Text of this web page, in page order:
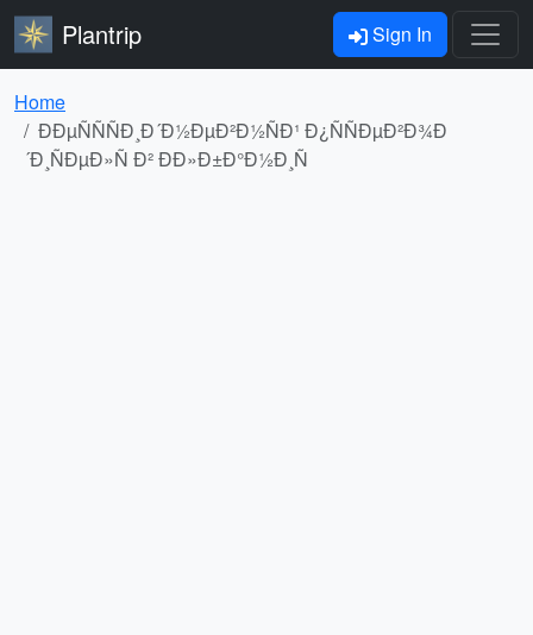
Plantrip Sign In
Home
ÐÐµÑÑÑÐ¸Ð´Ð½ÐµÐ²Ð½ÑÐ¹ Ð¿ÑÑÐµÐ²Ð¾Ð
´Ð¸ÑÐµÐ»Ñ Ð² ÐÐ»Ð±Ð°Ð½Ð¸Ñ